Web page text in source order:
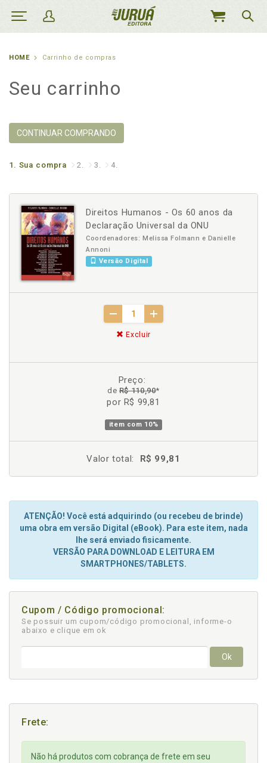
MEU
HOME Carrinho de compras
Seu carrinho
CONTINUAR COMPRANDO
1. Sua compra 2. 3. 4.
Direitos Humanos - Os 60 anos da
Declaração Universal da ONU
Coordenadores: Melissa Folmann e Danielle
Annoni
Versão Digital
Excluir
Preço:
deR$ 110,90*
por R$ 99,81
item com 10%
Valor total: R$ 99,81
ATENÇÃO! Você está adquirindo (ou recebeu de brinde)
uma obra em versão Digital (eBook). Para este item, nada
lhe será enviado fisicamente.
VERSÃO PARA DOWNLOAD E LEITURA EM
SMARTPHONES/TABLETS.
Cupom / Código promocional:
Se possuir um cupom/código promocional, informe-o
abaixo e clique em ok
Ok
Frete:
Não há produtos com cobrança de frete em seu